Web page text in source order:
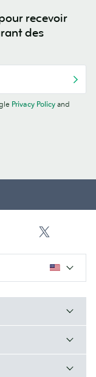
recevoir
des
Privacy Policy and